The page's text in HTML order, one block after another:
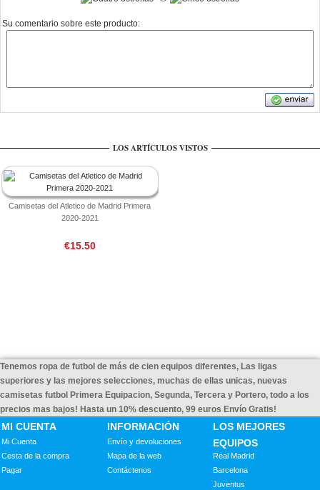
Su comentario sobre este producto:
LOS ARTÍCULOS VISTOS
Camisetas del Atletico de Madrid Primera
2020-2021
€15.50
Tenemos ropa de futbol de más de cien equipos diferentes, Las ligas
superiores y las mejores selecciones, muchas de ellas unicas, nuevas
camisetas futbol Primera Equipacion, Segunda, Tercera y Portero, todo a los
precios mas bajos! Hasta un 10% descuento, 99 euros Envío Gratis!
MI CUENTA
Mi Cuenta
Cesta de la compra
Pagar
INFORMACIÓN
Envío y devoluciones
Mapa de la web
Contáctenos
LOS MEJORES
EQUIPOS
Real Madrid
Barcelona
Juventus